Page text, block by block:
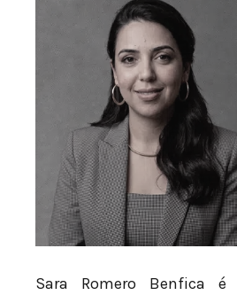
Sara Romero Benfica é